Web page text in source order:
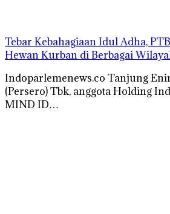
Tebar Kebahagiaan Idul Adha,
Hewan Kurban di Berbagai
Indoparlemenews.co Tanjung
(Persero) Tbk, anggota Holding
MIND ID…